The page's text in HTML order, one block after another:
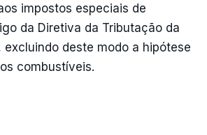
impostos especiais de
da Diretiva da Tributação da
excluindo deste modo a hipótese
combustíveis.